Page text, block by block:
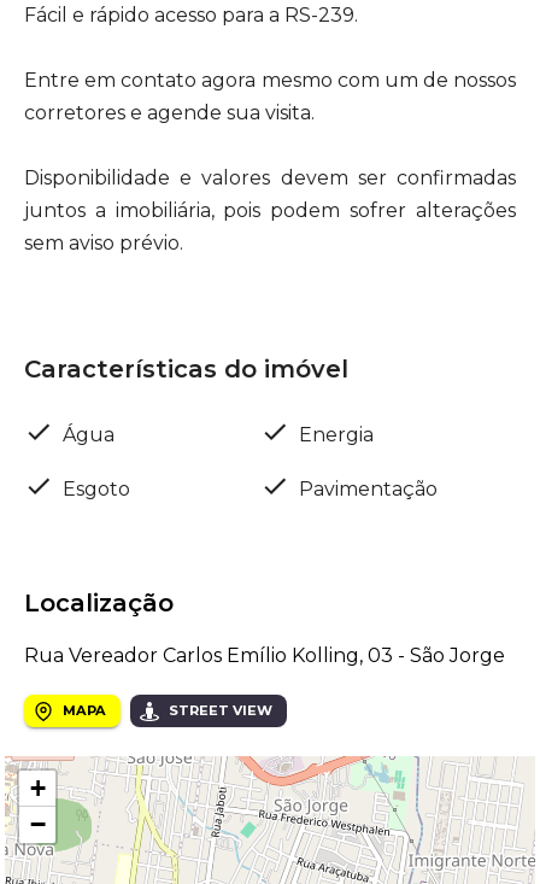
Fácil e rápido acesso para a RS-239.
Entre em contato agora mesmo com um de nossos
corretores e agende sua visita.
Disponibilidade e valores devem ser confirmadas
juntos a imobiliária, pois podem sofrer alterações
sem aviso prévio.
Características do imóvel
Água Energia
Esgoto Pavimentação
Localização
Rua Vereador Carlos Emílio Kolling, 03 - São Jorge
MAPA STREET VIEW
+
−